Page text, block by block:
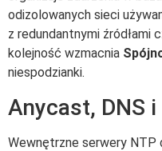
odizolowanych sieci
z redundantnymi źródłami
kolejność wzmacnia
niespodzianki.
Anycast, DNS
Wewnętrzne serwery NTP